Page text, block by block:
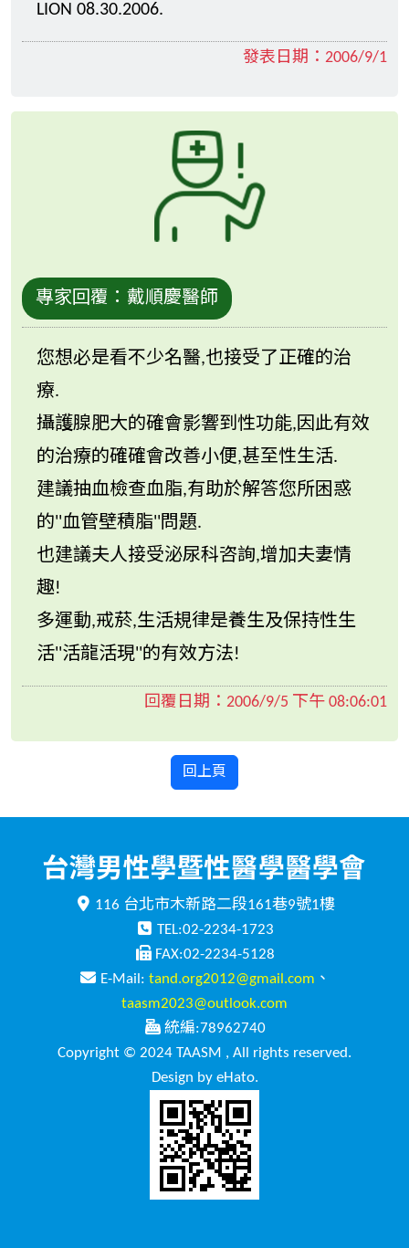
LION 08.30.2006.
發表日期： 2006/9/1
專家回覆： 戴順慶醫師
您想必是看不少名醫,也接受了正確的治
療.
攝護腺肥大的確會影響到性功能,因此有效
的治療的確確會改善小便,甚至性生活.
建議抽血檢查血脂,有助於解答您所困惑
的''血管壁積脂''問題.
也建議夫人接受泌尿科咨詢,增加夫妻情
趣!
多運動,戒菸,生活規律是養生及保持性生
活''活龍活現''的有效方法!
回覆日期： 2006/9/5 下午 08:06:01
回上頁
116 台北市木新路二段161巷9號1樓
TEL:02-2234-1723
FAX:02-2234-5128
E-Mail: tand.org2012@gmail.com 、
taasm2023@outlook.com
統編:78962740
Copyright © 2024 TAASM , All rights reserved.
Design by eHato.